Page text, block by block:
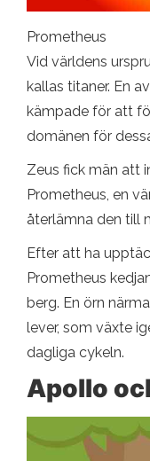
Prometheus
Vid världens
kallas titaner. En
kämpade för att
domänen för
Zeus fick män att
Prometheus, en
återlämna den till
Efter att ha
Prometheus
berg. En örn
lever, som växte
dagliga cykeln.
Apollo